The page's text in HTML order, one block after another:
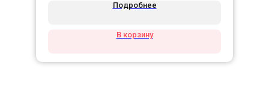
Подробнее
В корзину